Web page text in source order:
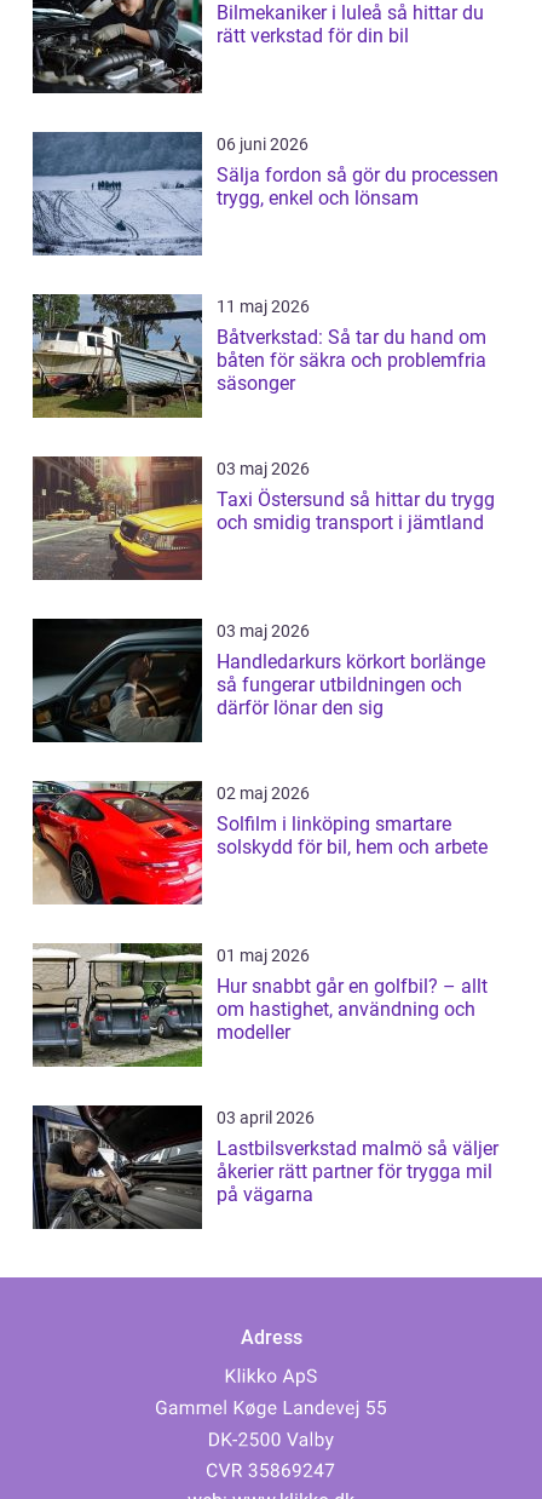
Bilmekaniker i luleå så hittar du
rätt verkstad för din bil
06 juni 2026
Sälja fordon så gör du processen
trygg, enkel och lönsam
11 maj 2026
Båtverkstad: Så tar du hand om
båten för säkra och problemfria
säsonger
03 maj 2026
Taxi Östersund så hittar du trygg
och smidig transport i jämtland
03 maj 2026
Handledarkurs körkort borlänge
så fungerar utbildningen och
därför lönar den sig
02 maj 2026
Solfilm i linköping smartare
solskydd för bil, hem och arbete
01 maj 2026
Hur snabbt går en golfbil? – allt
om hastighet, användning och
modeller
03 april 2026
Lastbilsverkstad malmö så väljer
åkerier rätt partner för trygga mil
på vägarna
Adress